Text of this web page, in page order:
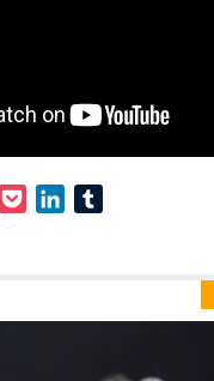
PinterestPocketLinkedIn